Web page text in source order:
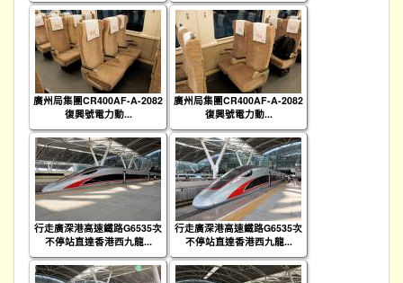
廣州局集團CR400AF-A-2082
復興號電力動...
廣州局集團CR400AF-A-2082
復興號電力動...
行走廣深港高速鐵路G6535次
不停站直達香港西九龍...
行走廣深港高速鐵路G6535次
不停站直達香港西九龍...